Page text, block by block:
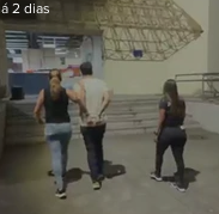
2 dias